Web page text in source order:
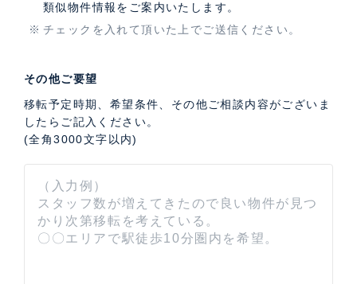
類似物件情報をご案内いたします。
チェックを入れて頂いた上でご送信ください。
その他ご要望
移転予定時期、希望条件、その他ご相談内容がございま
したらご記入ください。
(全角3000文字以内)